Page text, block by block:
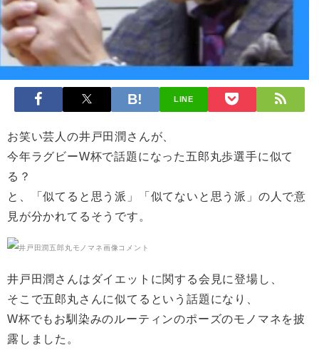
LINE
お笑い芸人の井戸田潤さんが、
今年ラグビーW杯で話題になった五郎丸歩選手に似て
る？
と、「似てると思う派」「似てないと思う派」の人で意
見が分かれてるそうです。
井戸田潤さんはダイエットに関する会見に登場し、
そこで五郎丸さんに似てるという話題になり、
W杯でもお馴染みのルーティンのポーズのモノマネを披
露しました。